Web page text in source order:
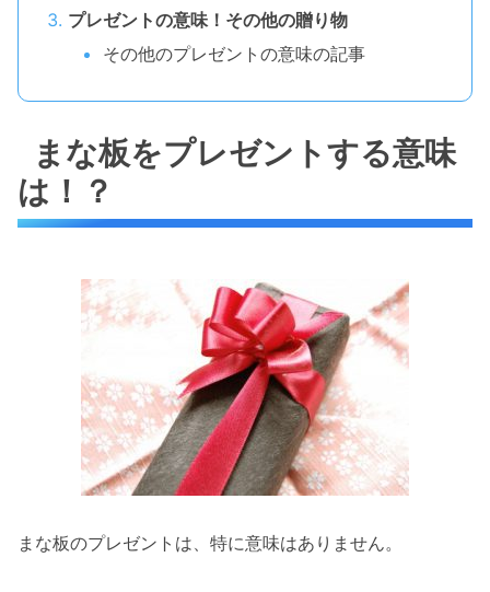
プレゼントの意味！その他の贈り物
その他のプレゼントの意味の記事
まな板をプレゼントする意味
は！？
まな板のプレゼントは、特に意味はありません。